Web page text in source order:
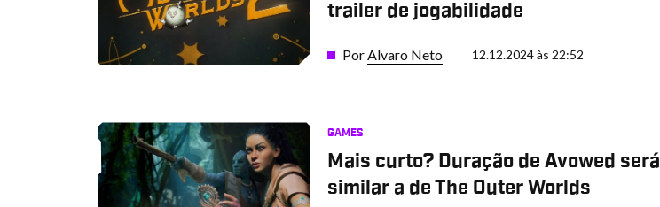
trailer de jogabilidade
PorAlvaro Neto 12.12.2024 às 22:52
GAMES
Mais curto? Duração de Avowed será
similar a de The Outer Worlds